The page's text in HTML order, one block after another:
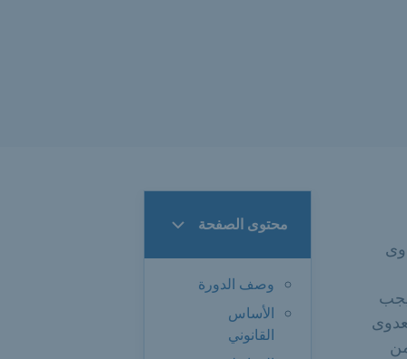
محتوى الصفحة
وصف الدورة
الأساس
القانوني
يجب